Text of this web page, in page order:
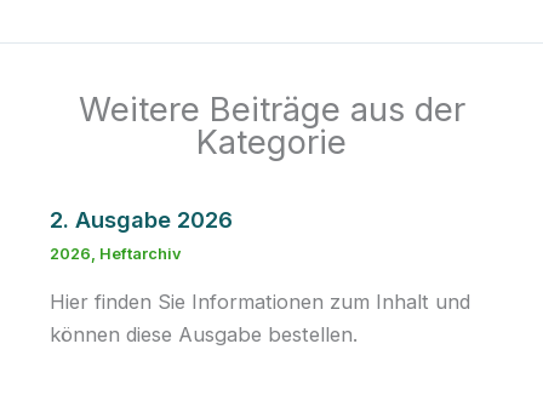
Weitere Beiträge aus der
Kategorie
2. Ausgabe 2026
2026, Heftarchiv
Hier finden Sie Informationen zum Inhalt und
können diese Ausgabe bestellen.